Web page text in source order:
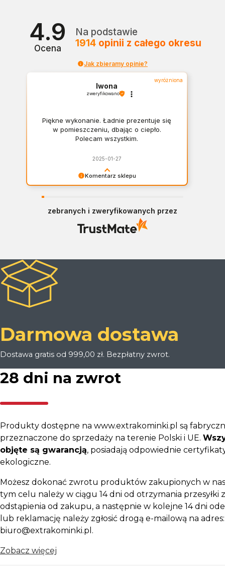
4.9
Ocena
Na podstawie
1914 opinii z całego okresu
Jak zbieramy opinie?
Komentarz sklepu
wyróżniona
Iwona
zweryfikowano
Piękne wykonanie. Ładnie prezentuje się
w pomieszczeniu, dbając o ciepło.
Polecam wszystkim.
2025-01-27
zebranych i zweryfikowanych przez
Darmowa dostawa
Dostawa gratis od 999,00 zł. Bezpłatny zwrot.
28 dni na zwrot
Produkty dostępne na www.extrakominki.pl są
przeznaczone do sprzedaży na terenie Polski i UE.
objęte są gwarancją, posiadają odpowiednie
ekologiczne.
Możesz dokonać zwrotu produktów zakupionych w
tym celu należy w ciągu 14 dni od otrzymania przesyłki
odstąpienia od zakupu, a następnie w kolejne 14 dni
lub reklamację należy zgłosić drogą e-mailową na adres:
biuro@extrakominki.pl.
Zobacz więcej